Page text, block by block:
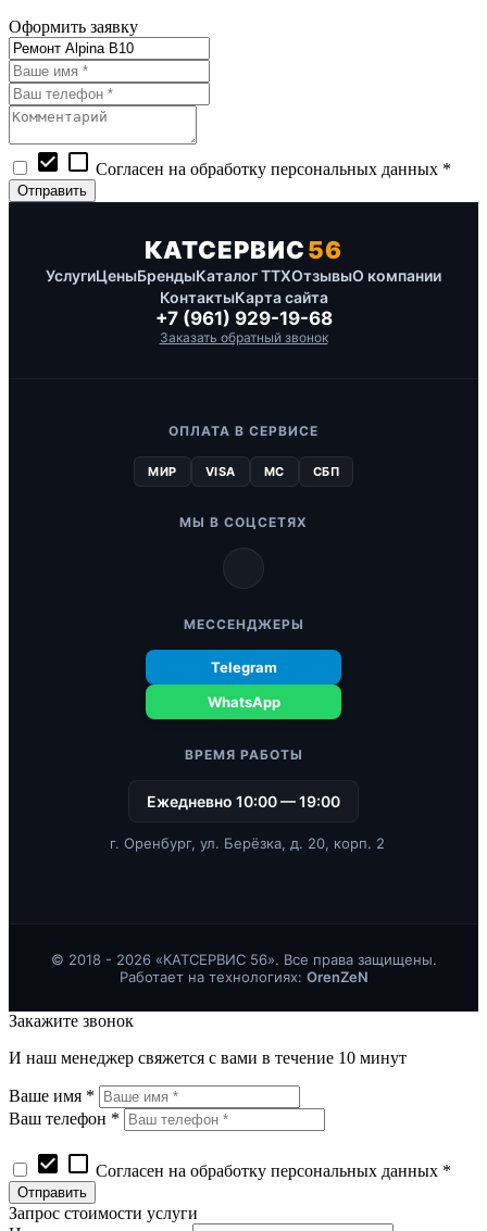
Оформить заявку
check_box check_box_outline_blank Согласен на обработку персональных данных *
КАТСЕРВИС56
УслугиЦеныБрендыКаталог ТТХОтзывыО компании
КонтактыКарта сайта
+7 (961) 929-19-68
Заказать обратный звонок
ОПЛАТА В СЕРВИСЕ
МИР VISA MC СБП
МЫ В СОЦСЕТЯХ
МЕССЕНДЖЕРЫ
Telegram
WhatsApp
ВРЕМЯ РАБОТЫ
Ежедневно 10:00 — 19:00
г. Оренбург, ул. Берёзка, д. 20, корп. 2
© 2018 - 2026 «КАТСЕРВИС 56». Все права защищены.
Работает на технологиях: OrenZeN
Закажите звонок
И наш менеджер свяжется с вами в течение 10 минут
Ваше имя *
Ваш телефон *
check_box check_box_outline_blank Согласен на обработку персональных данных *
Запрос стоимости услуги